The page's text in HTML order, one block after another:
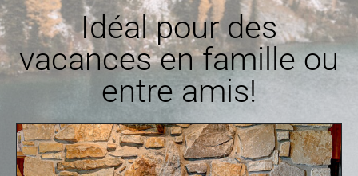
Idéal pour des
vacances en famille ou
entre amis!